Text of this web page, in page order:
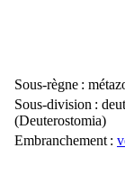
Sous-règne :
Sous-division :
(Deuterostomia)
Embranchement :